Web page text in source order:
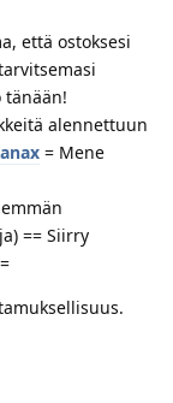
että ostoksesi
tänään!
alennettuun
= Mene
== Siirry